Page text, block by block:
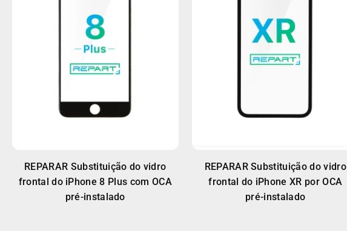
REPARAR Substituição do vidro
frontal do iPhone 8 Plus com OCA
pré-instalado
REPARAR Substituição do vidro
frontal do iPhone XR por OCA
pré-instalado